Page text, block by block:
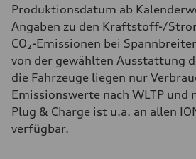
Produktionsdatum ab
Angaben zu den Kraftstoff-/
CO₂-Emissionen bei
von der gewählten Ausstattung
die Fahrzeuge liegen nur
Emissionswerte nach WLTP und
Plug & Charge ist u.a. an allen
verfügbar.